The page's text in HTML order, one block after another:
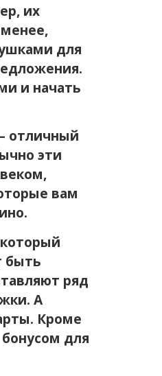
их
для
и начать
отличный
эти
вам
быть
ряд
А
Кроме
для